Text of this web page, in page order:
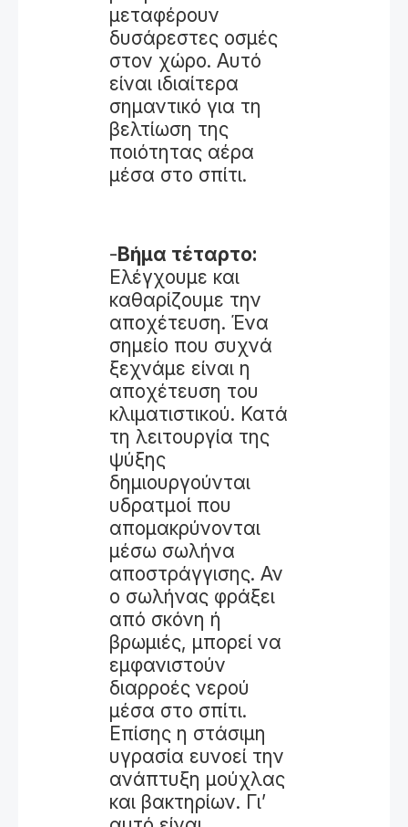
μεταφέρουν
δυσάρεστες οσμές
στον χώρο. Αυτό
είναι ιδιαίτερα
σημαντικό για τη
βελτίωση της
ποιότητας αέρα
μέσα στο σπίτι.
-Βήμα τέταρτο:
Ελέγχουμε και
καθαρίζουμε την
αποχέτευση. Ένα
σημείο που συχνά
ξεχνάμε είναι η
αποχέτευση του
κλιματιστικού. Κατά
τη λειτουργία της
ψύξης
δημιουργούνται
υδρατμοί που
απομακρύνονται
μέσω σωλήνα
αποστράγγισης. Αν
ο σωλήνας φράξει
από σκόνη ή
βρωμιές, μπορεί να
εμφανιστούν
διαρροές νερού
μέσα στο σπίτι.
Επίσης η στάσιμη
υγρασία ευνοεί την
ανάπτυξη μούχλας
και βακτηρίων. Γι’